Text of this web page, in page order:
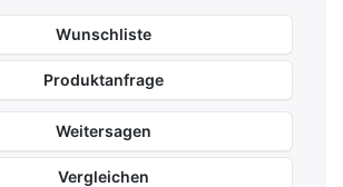
Wunschliste
Produktanfrage
Weitersagen
Vergleichen